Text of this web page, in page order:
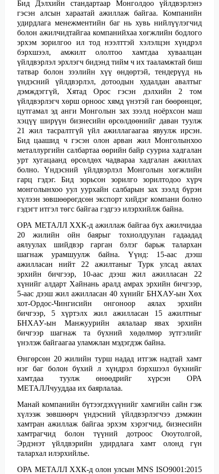
Бид Дэлхийн стандартаар Монголдоо үйлдвэрлэнэ
гэсэн алсын хараатай ажиллаж байгаа. Компанийн
удирдлага менежментийн баг нь хувь нийлүүлэгчид
болон ажилчидтайгаа компанийхаа хөгжлийн бодлого
эрхэм зорилгоо ил тод нээлттэй хэлэлцэн хүндрэл
бэрхшээл, амжилт ололтоо хамтдаа хуваалцан
үйлдвэрлэл эрхлэгч бидэнд тийм ч их тааламжтай биш
татвар болон зээлийн хүү өндөртэй, тендерүүд нь
үндэсний үйлдвэрлэл, дотоодын худалдан авалтыг
дэмждэггүй, Хятад Орос гэсэн дэлхийн 2 том
үйлдвэрлэгч хөрш орноос хямд үнэтэй ган бөөрөнцөг,
цутгамал эд анги Монголын зах зээлд ноёрхсон маш
хэцүү ширүүн бизнесийн өрсөлдөөнийг даван туулж
21 жил тасралтгүй үйл ажиллагаагаа явуулж ирсэн.
Бид цаашид ч гэсэн олон арван жил Монголынхоо
металлургийн салбартаа өөрийн байр сууриа хадгалан
урт хугацаанд өрсөлдөх чадвараа хадгалан ажиллах
болно. Үндэсний үйлдвэрлэл Монголын хөгжлийн
гарц гэдэг. Бид зорьсон зорилго зорилтодоо хүрч
монголынхоо уул уурхайн салбарын зах зээлд бүрэн
хүлээн зөвшөөрөгдсөн экспорт хийдэг компани болно
гэдэгт итгэл төгс байгаа гэдгээ илэрхийлж байна.
ОРА МЕТАЛЛ ХХК-д ажиллаж байгаа бүх ажилчидаа
20 жилийн ойн баярыг тохиолдуулан гадаадад
аялуулах шийдвэр гарган бэлэг барьж талархан
шагнаж урамшуулж байна. Үүнд: 15-аас дээш
ажилласан нийт 22 ажилтаныг Турк улсад аялах
эрхийн бичгээр, 10-аас дээш жил ажилласан 22
хүнийг алдарт Хайнань аралд амрах эрхийн бичгээр,
5-аас дээш жил ажилласан 40 хүнийг БНХАУ-ын Хөх
хот-Ордос-Чингисийн онгоноор аялах эрхийн
бичгээр, 5 хүртэлх жил ажилласан 15 ажилтныг
БНХАУ-ын Манжуурийн аялалаар явах эрхийн
бичгээр шагнаж та бүхний хөдөлмөр зүтгэлийг
үнэлэж байгаагаа уламжлан мэдэгдэж байна.
Өнгөрсөн 20 жилийн турш надад итгэж надтай хамт
нэг баг болон бүхий л хүндрэл бэрхшээл бүхнийг
хамтдаа туулж өнөөдрийг хүрсэн ОРА
МЕТАЛЛчууддаа их баярлалаа.
Манай компанийн бүтээгдэхүүнийг хамгийн сайн гэж
хүлээж зөвшөөрч үндэсний үйлдвэрлэгчээ дэмжин
хамтран ажиллаж байгаа эрхэм хэрэгчид, бизнесийн
хамтрагчид болон түүний дотроос Оюутолгой,
Эрдэнэт үйлдвэрийн удирдлага хамт олонд гүн
талархал илэрхийлье.
ОРА МЕТАЛЛ ХХК-д олон улсынMNS ISO9001:2015